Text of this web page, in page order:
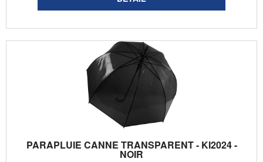
PARAPLUIE CANNE TRANSPARENT - KI2024 -
NOIR